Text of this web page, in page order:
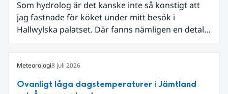
Som hydrolog är det kanske inte så konstigt att
jag fastnade för köket under mitt besök i
Hallwylska palatset. Där fanns nämligen en detalj
Meteorologi8 juli 2026
Ovanligt låga dagstemperaturer i Jämtland